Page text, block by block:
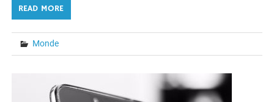
READ MORE
Monde